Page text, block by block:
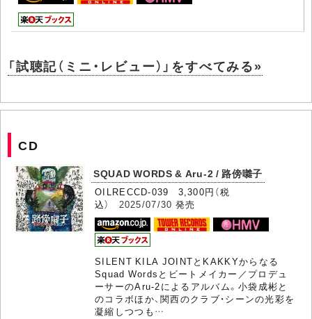
「試聴記（ミニ・レビュー）」をすべてみる»
CD
SQUAD WORDS & Aru-2 / 路傍囃子
OILRECCD-039 3,300円（税
込） 2025/07/30 発売
SILENT KILA JOINTとKAKKYからなる
Squad Wordsとビートメイカー／プロデュ
ーサーのAru-2によるアルバム。小袋成彬と
のコラボほか、関西のクラブ・シーンの光彩を
凝縮しつつも…